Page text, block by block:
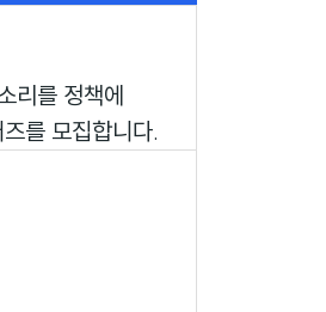
리를 정책에
를 모집합니다.